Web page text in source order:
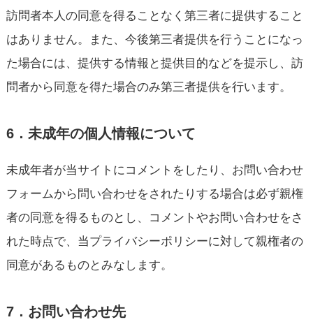
訪問者本人の同意を得ることなく第三者に提供すること
はありません。また、今後第三者提供を行うことになっ
た場合には、提供する情報と提供目的などを提示し、訪
問者から同意を得た場合のみ第三者提供を行います。
6．未成年の個人情報について
未成年者が当サイトにコメントをしたり、お問い合わせ
フォームから問い合わせをされたりする場合は必ず親権
者の同意を得るものとし、コメントやお問い合わせをさ
れた時点で、当プライバシーポリシーに対して親権者の
同意があるものとみなします。
7．お問い合わせ先